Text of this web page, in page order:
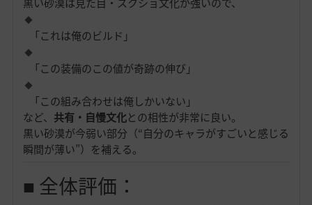
黒い砂漠は見た目・スクショ文化が強いので、
「これは俺のビルド」
「この装備のこの値が奇跡の伸び」
「この組み合わせは俺しかいない」
など、 共有・自慢文化との相性が非常に良い。
黒い砂漠が今弱い部分（“自分のキャラがすごいと感じる
瞬間が薄い”）を補える。
■ 全体評価：